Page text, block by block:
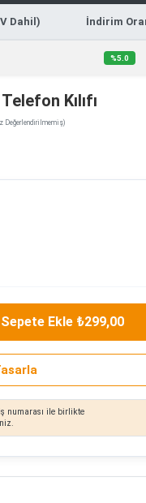
Dahil) İndirim
%5.0
Kılıfı
Değerlendirilmemiş)
Sepete Ekle ₺299,00
numarası ile birlikte